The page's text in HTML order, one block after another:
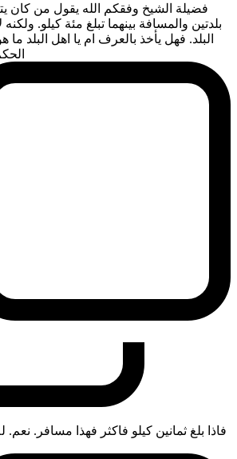
فضيلة الشيخ وفقكم الله يقول من كان
بلدتين والمسافة بينهما تبلغ مئة كيلو.
البلد. فهل يأخذ بالعرف ام يا اهل البلد ما
فاذا بلغ ثمانين كيلو فاكثر فهذا مسافر.